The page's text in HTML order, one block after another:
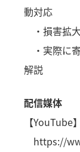
動対応
・損害拡
・実際に
解説
配信媒体
【YouTube】
https://